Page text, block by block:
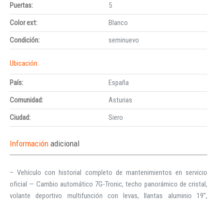
Puertas:
5
Color ext:
Blanco
Condición:
seminuevo
Ubicación:
País:
España
Comunidad:
Asturias
Ciudad:
Siero
Información adicional
– Vehículo con historial completo de mantenimientos en servicio
oficial — Cambio automático 7G-Tronic, techo panorámico de cristal,
volante deportivo multifunción con levas, llantas aluminio 19”,